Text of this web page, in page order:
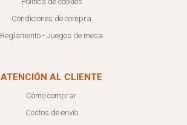
Condiciones de compra
Reglamento - Juegos de mesa
ATENCIÓN AL CLIENTE
Cómo comprar
Costos de envío